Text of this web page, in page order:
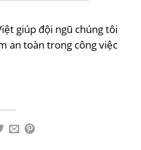
giúp đội ngũ chúng tôi
an toàn trong công việc